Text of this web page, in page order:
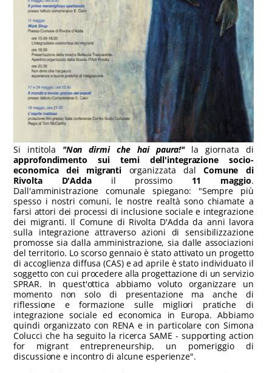
Si intitola "Non dirmi che hai paura!"la giornata di
approfondimento sui temi dell'integrazione socio-
economica dei migranti organizzata dal Comune di
Rivolta D'Addail prossimo11 maggio.
Dall'amministrazione comunale spiegano: "Sempre più
spesso i nostri comuni, le nostre realtà sono chiamate a
farsi attori dei processi di inclusione sociale e integrazione
dei migranti. Il Comune di Rivolta D'Adda da anni lavora
sulla integrazione attraverso azioni di sensibilizzazione
promosse sia dalla amministrazione, sia dalle associazioni
del territorio. Lo scorso gennaio è stato attivato un progetto
di accoglienza diffusa (CAS) e ad aprile è stato individuato il
soggetto con cui procedere alla progettazione di un servizio
SPRAR. In quest'ottica abbiamo voluto organizzare un
momento non solo di presentazione ma anche di
riflessione e formazione sulle migliori pratiche di
integrazione sociale ed economica in Europa. Abbiamo
quindi organizzato con RENA e in particolare con Simona
Colucci che ha seguito la ricerca SAME - supporting action
for migrant entrepreneurship, un pomeriggio di
discussione e incontro di alcune esperienze".